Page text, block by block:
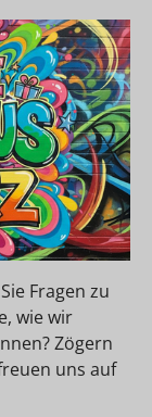
Fragen zu
wie wir
Zögern
uns auf